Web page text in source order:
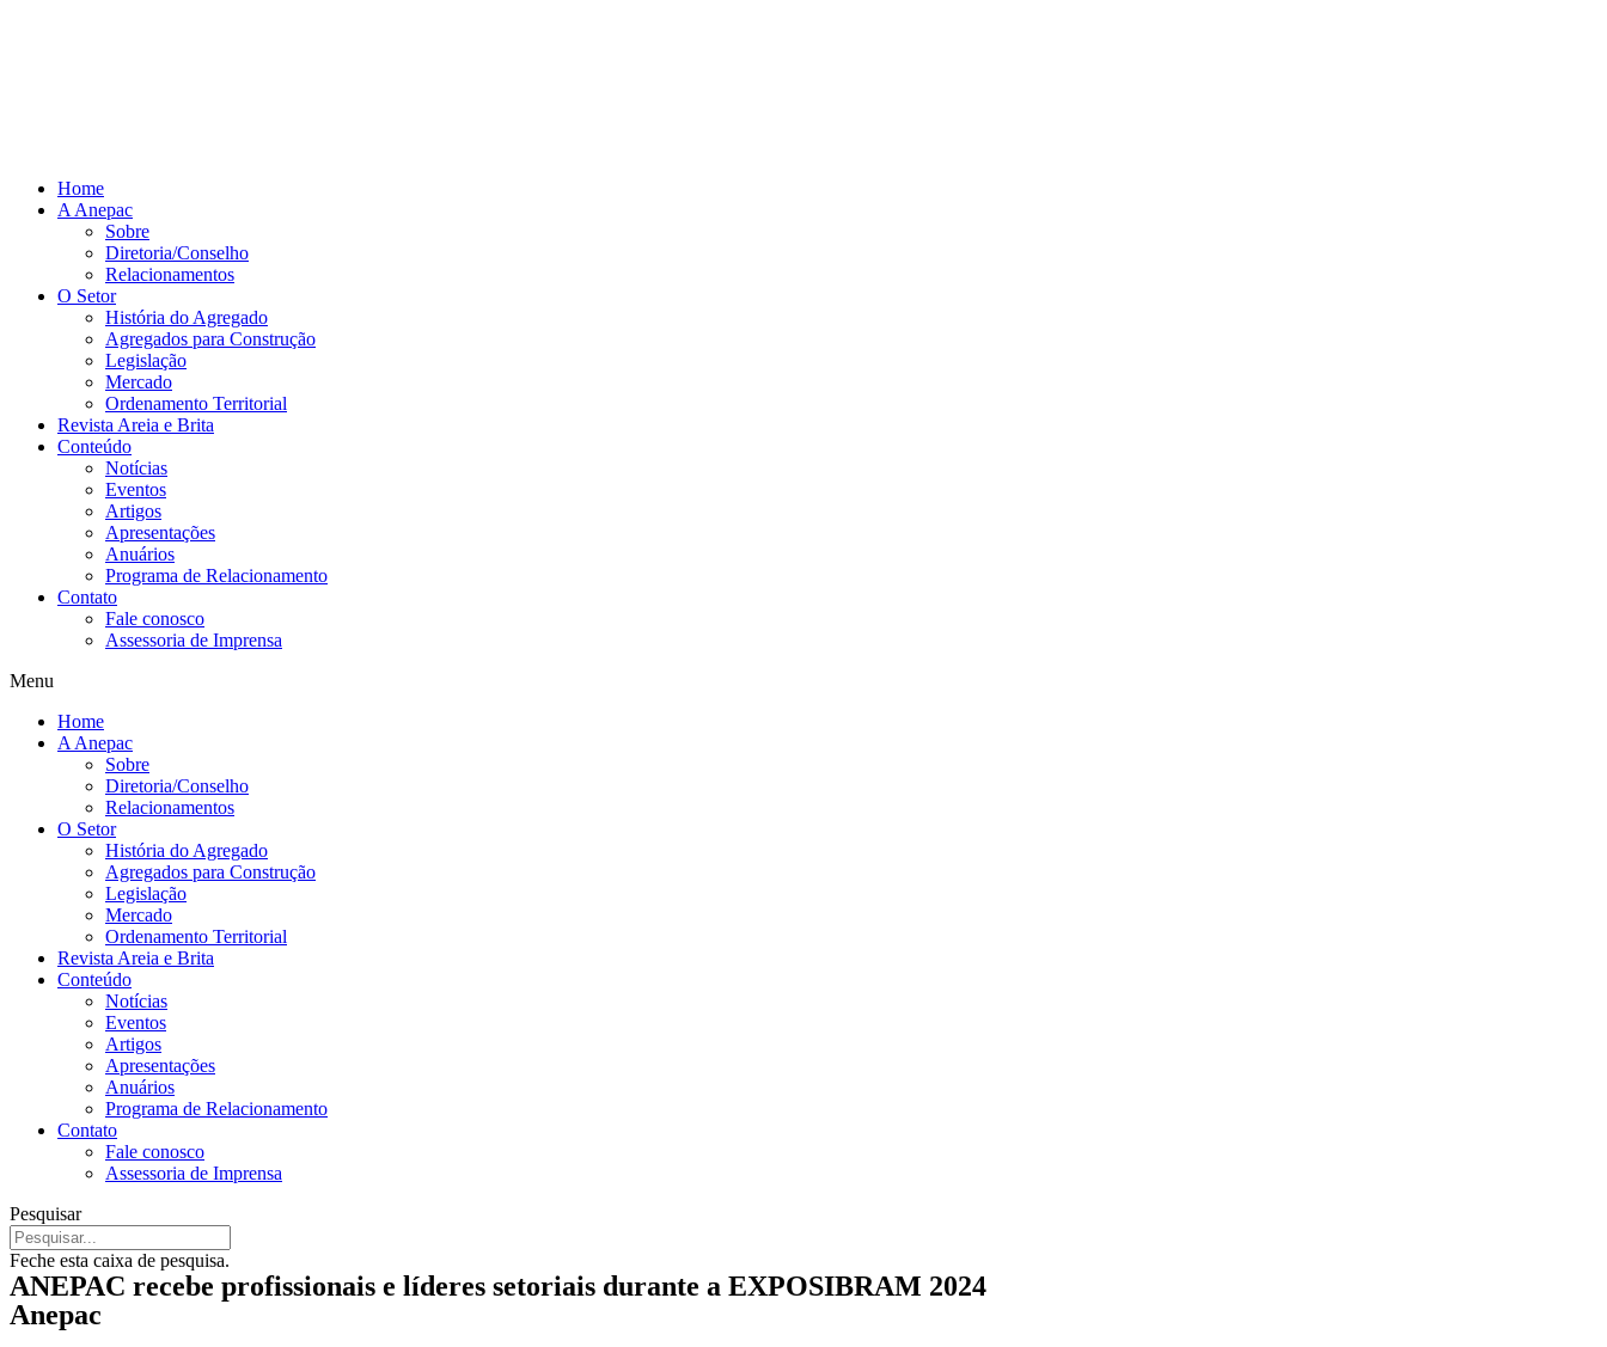
Home
A Anepac
Sobre
Diretoria/Conselho
Relacionamentos
O Setor
História do Agregado
Agregados para Construção
Legislação
Mercado
Ordenamento Territorial
Revista Areia e Brita
Conteúdo
Notícias
Eventos
Artigos
Apresentações
Anuários
Programa de Relacionamento
Contato
Fale conosco
Assessoria de Imprensa
Menu
Home
A Anepac
Sobre
Diretoria/Conselho
Relacionamentos
O Setor
História do Agregado
Agregados para Construção
Legislação
Mercado
Ordenamento Territorial
Revista Areia e Brita
Conteúdo
Notícias
Eventos
Artigos
Apresentações
Anuários
Programa de Relacionamento
Contato
Fale conosco
Assessoria de Imprensa
Pesquisar
Feche esta caixa de pesquisa.
ANEPAC recebe profissionais e líderes setoriais durante a EXPOSIBRAM 2024
Anepac